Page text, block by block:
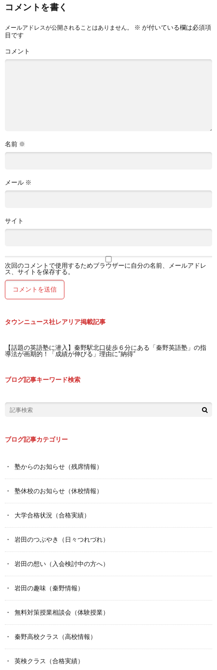
コメントを書く
メールアドレスが公開されることはありません。 ※ が付いている欄は必須項
目です
コメント
名前 ※
メール ※
サイト
次回のコメントで使用するためブラウザーに自分の名前、メールアドレ
ス、サイトを保存する。
タウンニュース社レアリア掲載記事
【話題の英語塾に潜入】秦野駅北口徒歩６分にある「秦野英語塾」の指
導法が画期的！「成績が伸びる」理由に“納得”
ブログ記事キーワード検索
ブログ記事カテゴリー
塾からのお知らせ（残席情報）
塾休校のお知らせ（休校情報）
大学合格状況（合格実績）
岩田のつぶやき（日々つれづれ）
岩田の想い（入会検討中の方へ）
岩田の趣味（秦野情報）
無料対策授業相談会（体験授業）
秦野高校クラス（高校情報）
英検クラス（合格実績）